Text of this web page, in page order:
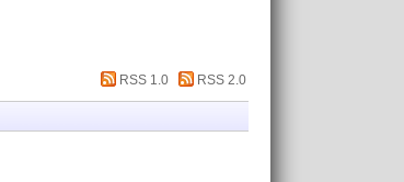
RSS 1.0 RSS 2.0